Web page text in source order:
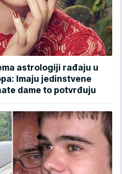
astrologiji rađaju u
Imaju jedinstvene
dame to potvrđuju